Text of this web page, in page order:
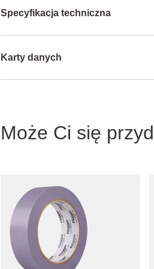
Specyfikacja techniczna
Karty danych
Może Ci się